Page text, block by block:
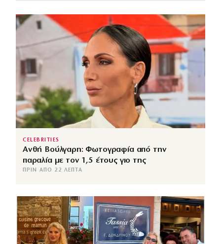
CELEBRITIES
Ανθή Βούλγαρη: Φωτογραφία από την
παραλία με τον 1,5 έτους γιο της
ΠΡΙΝ ΑΠΌ 22 ΛΕΠΤΆ